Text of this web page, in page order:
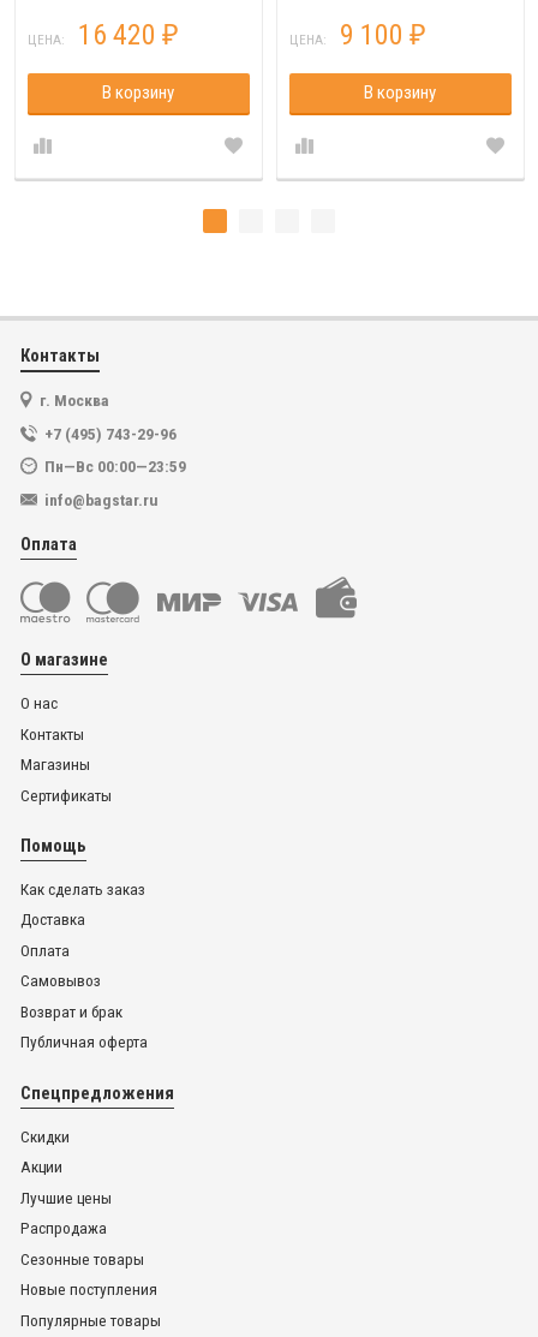
ЦЕНА: 16 420 ₽
В корзину
ЦЕНА: 9 100 ₽
В корзину
Контакты
г. Москва
+7 (495) 743-29-96
Пн—Вс 00:00—23:59
info@bagstar.ru
Оплата
О магазине
О нас
Контакты
Магазины
Сертификаты
Помощь
Как сделать заказ
Доставка
Оплата
Самовывоз
Возврат и брак
Публичная оферта
Спецпредложения
Скидки
Акции
Лучшие цены
Распродажа
Сезонные товары
Новые поступления
Популярные товары